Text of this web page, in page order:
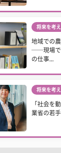
将来を考
地域での
──現場で
の仕事...
将来を考
「社会を
業省の若